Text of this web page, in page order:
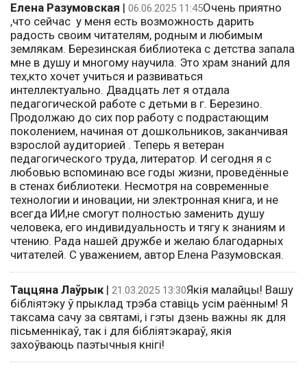
Елена Разумовская | 06.06.2025 11:45Очень приятно
,что сейчас у меня есть возможность дарить
радость своим читателям, родным и любимым
землякам. Березинская библиотека с детства запала
мне в душу и многому научила. Это храм знаний для
тех,кто хочет учиться и развиваться
интеллектуально. Двадцать лет я отдала
педагогической работе с детьми в г. Березино.
Продолжаю до сих пор работу с подрастающим
поколением, начиная от дошкольников, заканчивая
взрослой аудиторией . Теперь я ветеран
педагогического труда, литератор. И сегодня я с
любовью вспоминаю все годы жизни, проведённые
в стенах библиотеки. Несмотря на современные
технологии и иновации, ни электронная книга, и не
всегда ИИ,не смогут полностью заменить душу
человека, его индивидуальность и тягу к знаниям и
чтению. Рада нашей дружбе и желаю благодарных
читателей. С уважением, автор Елена Разумовская.
⁨Таццяна Лаўрык| 21.03.2025 13:30Якія малайцы! Вашу
бібліятэку ў прыклад трэба ставіць усім раённым! Я
таксама сачу за святамі, і гэты дзень важны як для
пісьменнікаў, так і для бібліятэкараў, якія
захоўваюць паэтычныя кнігі!